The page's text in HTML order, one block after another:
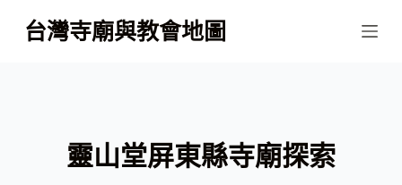
跳
至
台灣寺廟與教會地圖
靈山堂屏東縣寺廟探索